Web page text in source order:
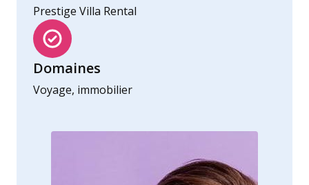
Prestige Villa Rental
Domaines
Voyage, immobilier